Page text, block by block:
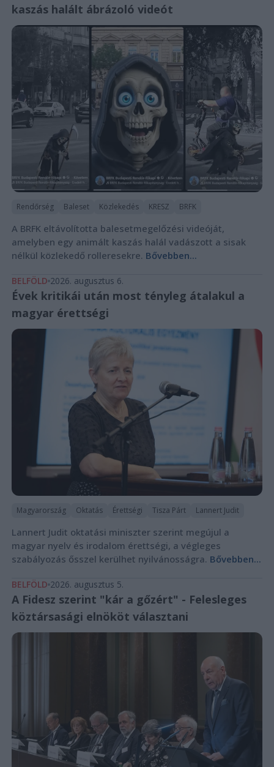
kaszás halált ábrázoló videót
Rendőrség Baleset Közlekedés KRESZ BRFK
A BRFK eltávolította balesetmegelőzési videóját,
amelyben egy animált kaszás halál vadászott a sisak
nélkül közlekedő rolleresekre. Bővebben...
BELFÖLD 2026. augusztus 6.
Évek kritikái után most tényleg átalakul a
magyar érettségi
Magyarország Oktatás Érettségi Tisza Párt Lannert Judit
Lannert Judit oktatási miniszter szerint megújul a
magyar nyelv és irodalom érettségi, a végleges
szabályozás ősszel kerülhet nyilvánosságra. Bővebben...
BELFÖLD 2026. augusztus 5.
A Fidesz szerint "kár a gőzért" - Felesleges
köztársasági elnököt választani